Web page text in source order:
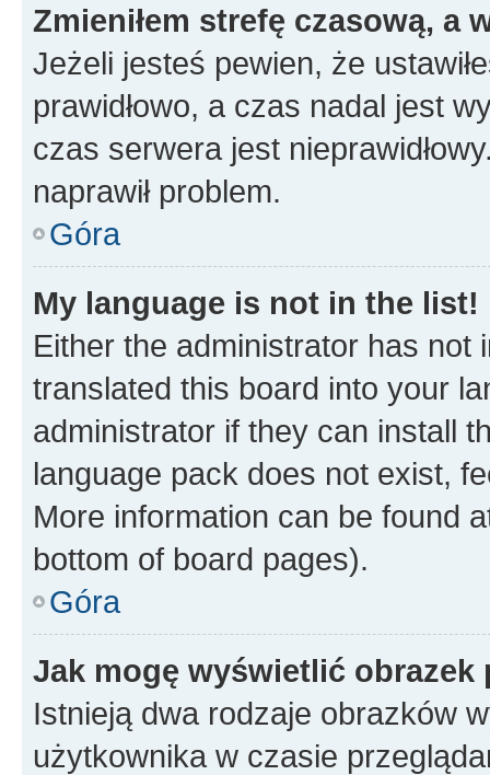
Zmieniłem strefę czasową, a
Jeżeli jesteś pewien, że
prawidłowo, a czas nadal jest
czas serwera jest
naprawił problem.
Góra
My language is not in the list!
Either the administrator has not
translated this board into your
administrator if they can install
language pack does not exist,
More information can be found
bottom of board pages).
Góra
Jak mogę wyświetlić
Istnieją dwa rodzaje obrazków
użytkownika w czasie